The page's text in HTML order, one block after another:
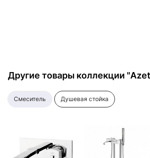
Другие товары коллекции
смеситель душевая стойка